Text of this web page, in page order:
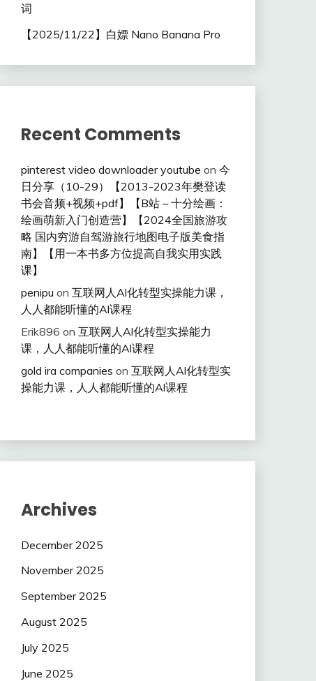
词
【2025/11/22】白嫖 Nano Banana Pro
Recent Comments
pinterest video downloader youtube on 今
日分享（10-29）【2013-2023年樊登读
书会音频+视频+pdf】【B站 – 十分绘画：
绘画萌新入门创造营】【2024全国旅游攻
略 国内穷游自驾游旅行地图电子版美食指
南】【用一本书多方位提高自我实用实践
课】
penipu on 互联网人Al化转型实操能力课，
人人都能听懂的Al课程
Erik896 on 互联网人Al化转型实操能力
课，人人都能听懂的Al课程
gold ira companies on 互联网人Al化转型实
操能力课，人人都能听懂的Al课程
Archives
December 2025
November 2025
September 2025
August 2025
July 2025
June 2025